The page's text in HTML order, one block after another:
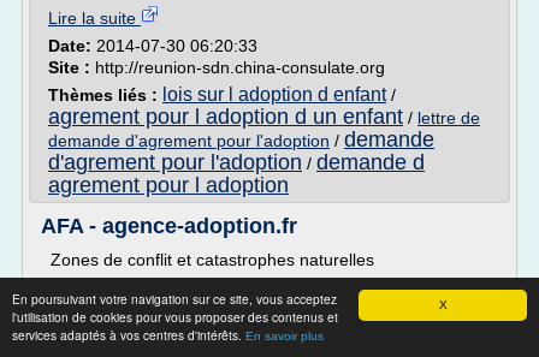
X
En poursuivant votre navigation sur ce site, vous acceptez
l'utilisation de cookies pour vous proposer des contenus et
services adaptés à vos centres d'intérêts. En savoir plus
Lire la suite
Date: 2014-07-30 06:20:33
Site : http://reunion-sdn.china-consulate.org
Thèmes liés : lois sur l adoption d enfant/
agrement pour l adoption d un enfant / lettre de
demande d'agrement pour l'adoption / demande
d'agrement pour l'adoption / demande d
agrement pour l adoption
AFA - agence-adoption.fr
Zones de conflit et catastrophes naturelles
Tout candidat à l'adoption résidant en France, doit
préalablement obtenir un agrément délivré par le président